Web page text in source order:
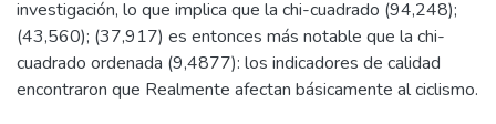
investigación, lo que implica que la chi-cuadrado (94,248);
(43,560); (37,917) es entonces más notable que la chi-
cuadrado ordenada (9,4877): los indicadores de calidad
encontraron que Realmente afectan básicamente al ciclismo.